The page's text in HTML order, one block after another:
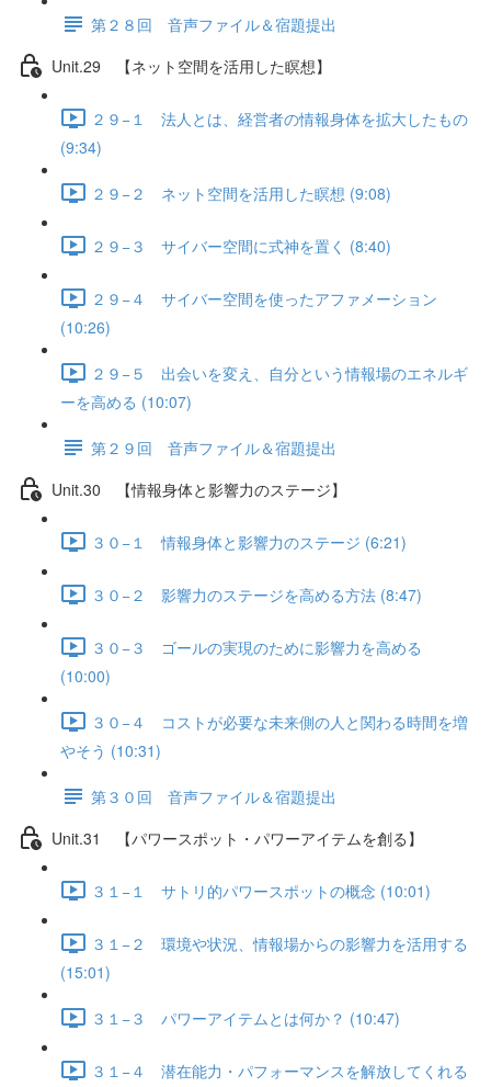
第２８回 音声ファイル＆宿題提出
Unit.29 【ネット空間を活用した瞑想】
２９−１ 法人とは、経営者の情報身体を拡大したもの
(9:34)
２９−２ ネット空間を活用した瞑想 (9:08)
２９−３ サイバー空間に式神を置く (8:40)
２９−４ サイバー空間を使ったアファメーション
(10:26)
２９−５ 出会いを変え、自分という情報場のエネルギ
ーを高める (10:07)
第２９回 音声ファイル＆宿題提出
Unit.30 【情報身体と影響力のステージ】
３０−１ 情報身体と影響力のステージ (6:21)
３０−２ 影響力のステージを高める方法 (8:47)
３０−３ ゴールの実現のために影響力を高める
(10:00)
３０−４ コストが必要な未来側の人と関わる時間を増
やそう (10:31)
第３０回 音声ファイル＆宿題提出
Unit.31 【パワースポット・パワーアイテムを創る】
３１−１ サトリ的パワースポットの概念 (10:01)
３１−２ 環境や状況、情報場からの影響力を活用する
(15:01)
３１−３ パワーアイテムとは何か？ (10:47)
３１−４ 潜在能力・パフォーマンスを解放してくれる